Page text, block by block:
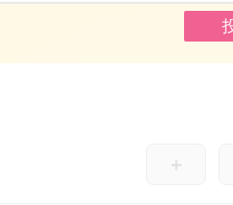
＋